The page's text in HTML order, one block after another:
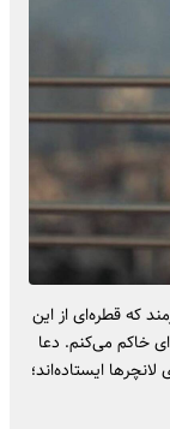
که قطره‌ای از این
خاکم می‌کنم. دعا
ایستاده‌اند؛